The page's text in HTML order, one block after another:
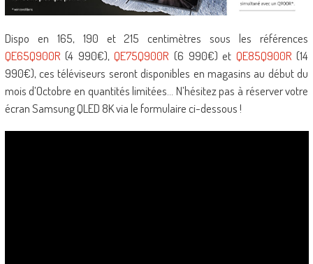
Dispo en 165, 190 et 215 centimètres sous les références
QE65Q900R (4 990€),QE75Q900R (6 990€) et QE85Q900R (14
990€), ces téléviseurs seront disponibles en magasins au début du
mois d’Octobre en quantités limitées… N’hésitez pas à réserver votre
écran Samsung QLED 8K via le formulaire ci-dessous !